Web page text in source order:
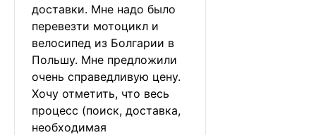
доставки. Мне надо было
перевезти мотоцикл и
велосипед из Болгарии в
Польшу. Мне предложили
очень справедливую цену.
Хочу отметить, что весь
процесс (поиск, доставка,
необходимая